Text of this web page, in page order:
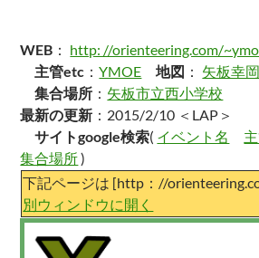
WEB ： http: //orienteering.com/
主管etc ：YMOE 地図 ： 矢板幸岡
集合場所 ： 矢板市立西小学校
最新の更新 ：2015/2/10 ＜LAP＞
サイトgoogle検索( イベント名
集合場所)
下記ページは [http：//
別ウィンドウに開く